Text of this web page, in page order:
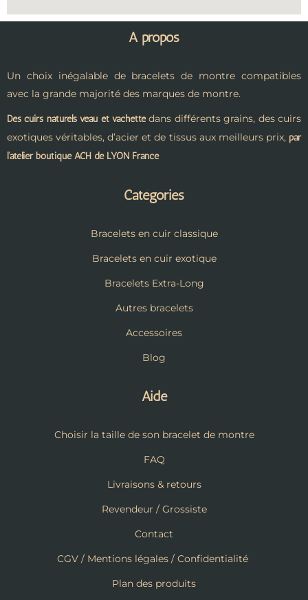
A propos
Un choix inégalable de bracelets de montre compatibles
avec la grande majorité des marques de montre.
Des cuirs naturels veau et vachettedans différents grains, des cuirs
exotiques véritables, d’acier et de tissus aux meilleurs prix, par
l’atelier boutique ACH de LYON France
Catégories
Bracelets en cuir classique
Bracelets en cuir exotique
Bracelets Extra-Long
Autres bracelets
Accessoires
Blog
Aide
Choisir la taille de son bracelet de montre
FAQ
Livraisons & retours
Revendeur / Grossiste
Contact
CGV / Mentions légales / Confidentialité
Plan des produits